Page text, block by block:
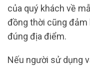
của quý khách về
đồng thời cũng đảm
đúng địa điểm.
Nếu người sử dụng